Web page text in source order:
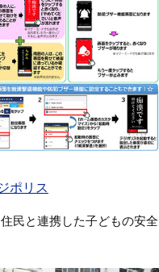
ポリス
民と連携した子どもの安